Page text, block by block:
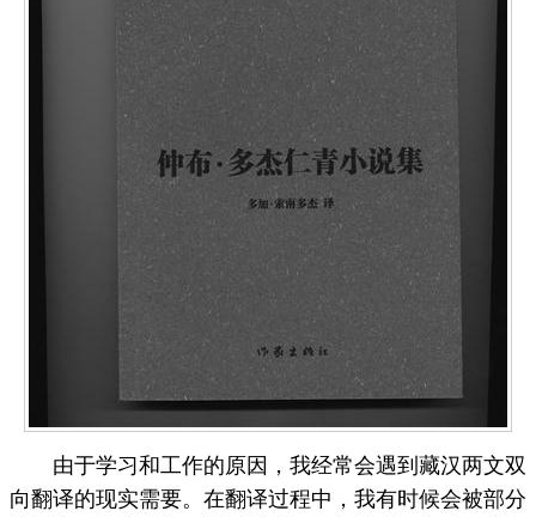
由于学习和工作的原因，我经常会遇到藏汉两文双
向翻译的现实需要。在翻译过程中，我有时候会被部分